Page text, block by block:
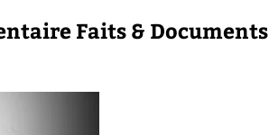
Faits & Documents